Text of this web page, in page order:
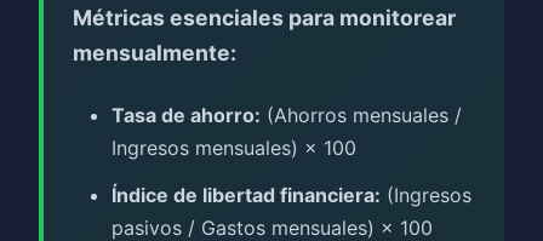
Métricas esenciales para monitorear
mensualmente:
Tasa de ahorro: (Ahorros mensuales /
Ingresos mensuales) × 100
Índice de libertad financiera: (Ingresos
pasivos / Gastos mensuales) × 100